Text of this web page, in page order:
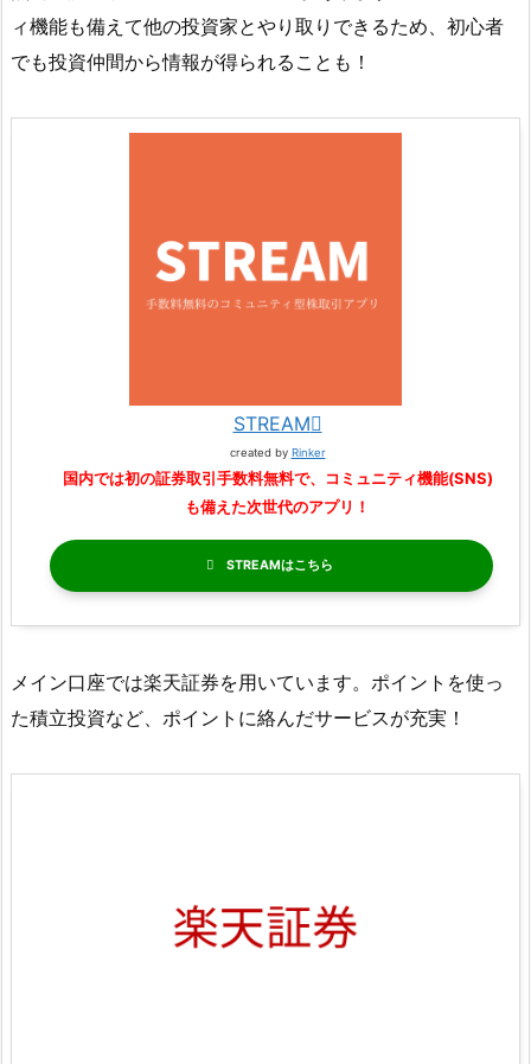
ィ機能も備えて他の投資家とやり取りできるため、初心者
でも投資仲間から情報が得られることも！
STREAM
created by Rinker
国内では初の証券取引手数料無料で、コミュニティ機能(SNS)
も備えた次世代のアプリ！
STREAM
メイン口座では楽天証券を用いています。ポイントを使っ
た積立投資など、ポイントに絡んだサービスが充実！